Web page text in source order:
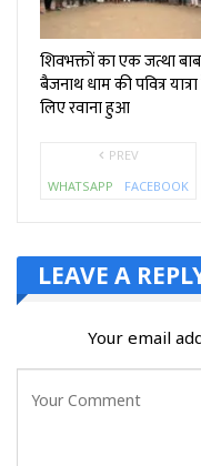
शिवभक्तों का एक जत्था
बैजनाथ धाम की पवित्र
लिए रवाना हुआ
PREV
WHATSAPP
FACEBOOK
LEAVE A
Your email